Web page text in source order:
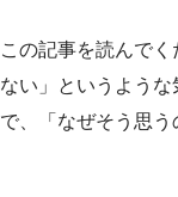
この記事を読んで
ない」というよう
で、「なぜそう思う